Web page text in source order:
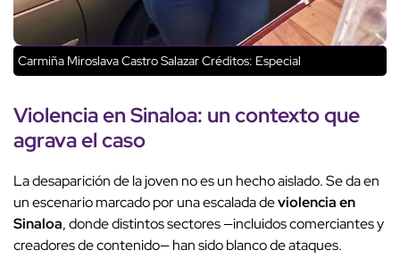
Carmiña Miroslava Castro SalazarCréditos: Especial
Violencia en Sinaloa: un contexto que
agrava el caso
La desaparición de la joven no es un hecho aislado. Se da en
un escenario marcado por una escalada deviolencia en
Sinaloa, donde distintos sectores —incluidos comerciantes y
creadores de contenido— han sido blanco de ataques.